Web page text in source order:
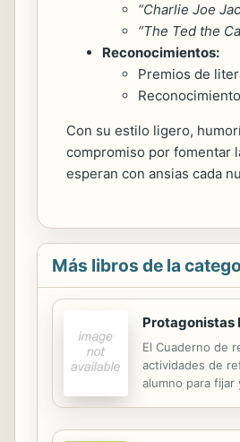
“Charlie Joe
“The Ted the
Reconocimientos:
Premios de
Con su estilo ligero,
compromiso por fomentar
esperan con ansias cada
Más libros de la
Protagonistas
El Cuaderno de
actividades de
alumno para fijar